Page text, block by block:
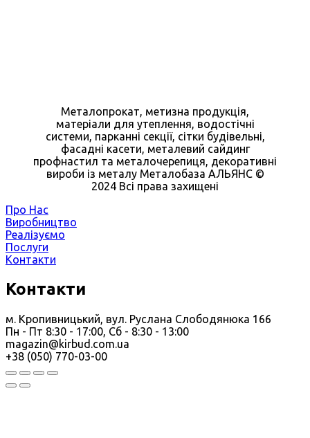
Металопрокат, метизна продукція,
матеріали для утеплення, водостічні
системи, парканні секції, сітки будівельні,
фасадні касети, металевий сайдинг
профнастил та металочерепиця, декоративні
вироби із металу Металобаза АЛЬЯНС ©
2024 Всі права захищені
Про Нас
Виробництво
Реалізуємо
Послуги
Контакти
Контакти
м. Кропивницький, вул. Руслана Слободянюка 166
Пн - Пт 8:30 - 17:00, Сб - 8:30 - 13:00
magazin@kirbud.com.ua
+38 (050) 770-03-00